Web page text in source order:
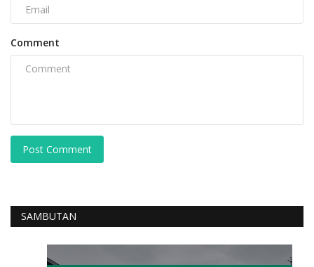
Comment
Post Comment
SAMBUTAN